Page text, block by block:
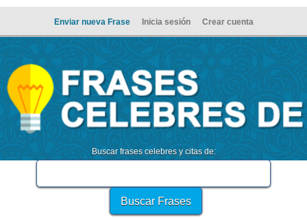
Enviar nueva Frase Inicia sesión Crear cuenta
Buscar frases celebres y citas de: